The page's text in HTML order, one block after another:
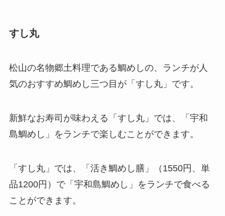
すし丸
松山の名物郷土料理である鯛めしの、ランチが人
気のおすすめ鯛めし三つ目が「すし丸」です。
新鮮なお寿司が味わえる「すし丸」では、「宇和
島鯛めし」をランチで楽しむことができます。
「すし丸」では、「活き鯛めし膳」（1550円、単
品1200円）で「宇和島鯛めし」をランチで食べる
ことができます。